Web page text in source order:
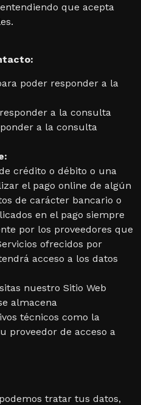
que acepta
poder responder a la
a la consulta
a la consulta
crédito o débito o una
el pago online de algún
de carácter bancario o
en el pago siempre
por los proveedores que
ofrecidos por
acceso a los datos
nuestro Sitio Web
almacena
técnicos como la
proveedor de acceso a
tratar tus datos,